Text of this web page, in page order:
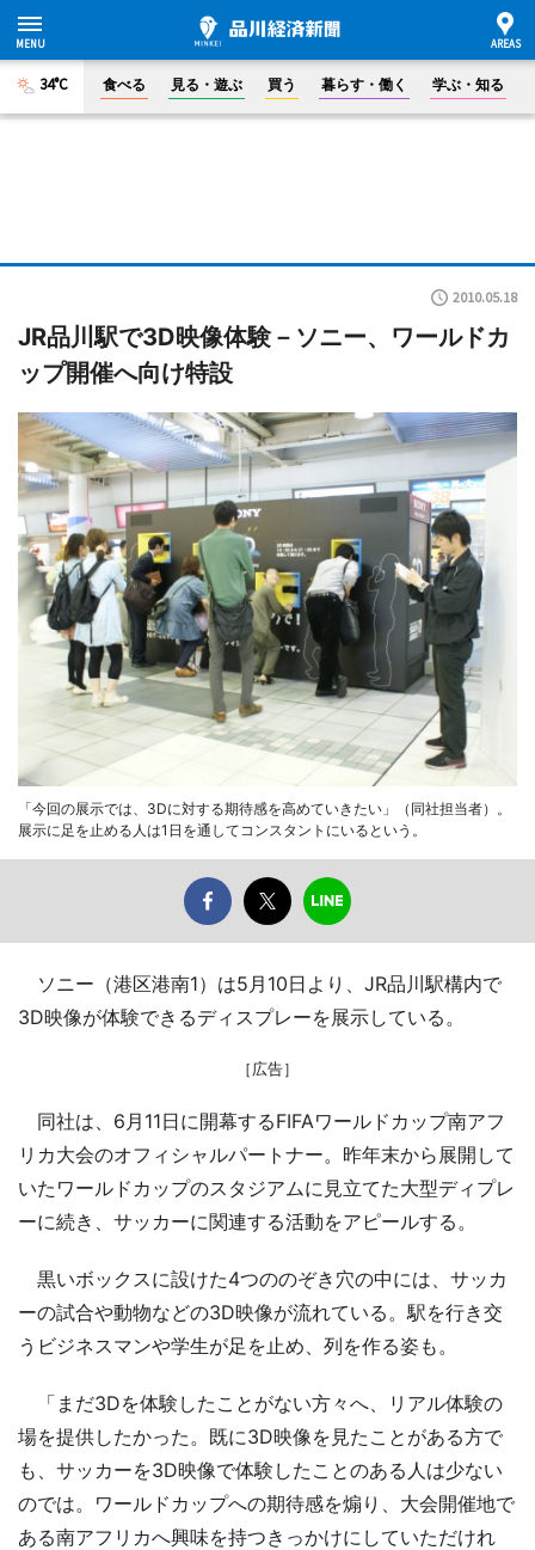
34°C 食べる 見る・遊ぶ 買う 暮らす・働く 学ぶ・知る
2010.05.18
JR品川駅で3D映像体験－ソニー、ワールドカ
ップ開催へ向け特設
「今回の展示では、3Dに対する期待感を高めていきたい」（同社担当者）。
展示に足を止める人は1日を通してコンスタントにいるという。
ソニー（港区港南1）は5月10日より、JR品川駅構内で
3D映像が体験できるディスプレーを展示している。
［広告］
同社は、6月11日に開幕するFIFAワールドカップ南アフ
リカ大会のオフィシャルパートナー。昨年末から展開して
いたワールドカップのスタジアムに見立てた大型ディプレ
ーに続き、サッカーに関連する活動をアピールする。
黒いボックスに設けた4つののぞき穴の中には、サッカ
ーの試合や動物などの3D映像が流れている。駅を行き交
うビジネスマンや学生が足を止め、列を作る姿も。
「まだ3Dを体験したことがない方々へ、リアル体験の
場を提供したかった。既に3D映像を見たことがある方で
も、サッカーを3D映像で体験したことのある人は少ない
のでは。ワールドカップへの期待感を煽り、大会開催地で
ある南アフリカへ興味を持つきっかけにしていただけれ